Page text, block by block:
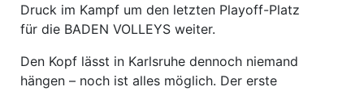
Druck im Kampf um den letzten Playoff-Platz
für die BADEN VOLLEYS weiter.
Den Kopf lässt in Karlsruhe dennoch niemand
hängen – noch ist alles möglich. Der erste